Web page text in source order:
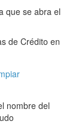
que se abra el
de Crédito en
nombre del